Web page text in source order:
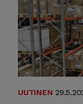
UUTINEN